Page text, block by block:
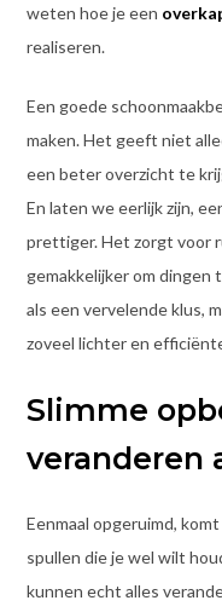
weten hoe je een
realiseren.
Een goede
maken. Het geeft niet
een beter overzicht te
En laten we eerlijk zijn,
prettiger. Het zorgt voor
gemakkelijker om
als een vervelende klus,
zoveel lichter en
Slimme
veranderen
Eenmaal opgeruimd,
spullen die je wel wilt
kunnen echt alles